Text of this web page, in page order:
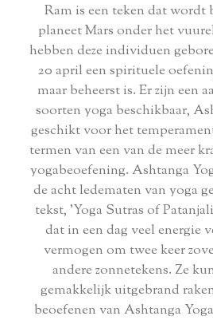
Ram is een teken dat wordt
planeet Mars onder het
hebben deze individuen
20 april een spirituele
maar beheerst is. Er zijn een
soorten yoga beschikbaar,
geschikt voor het
termen van een van de meer
yogabeoefening. Ashtanga
de acht ledematen van yoga
tekst, 'Yoga Sutras of
dat in een dag veel energie
vermogen om twee keer
andere zonnetekens. Ze
gemakkelijk uitgebrand
beoefenen van Ashtanga